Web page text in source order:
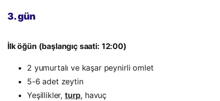
3. gün
İlk öğün (başlangıç saati: 12:00)
2 yumurtalı ve kaşar peynirli omlet
5-6 adet zeytin
Yeşillikler, turp, havuç